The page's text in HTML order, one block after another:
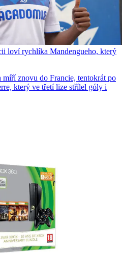
loví rychlíka Mandengueho, který
míří znovu do Francie, tentokrát po
který ve třetí lize střílel góly i